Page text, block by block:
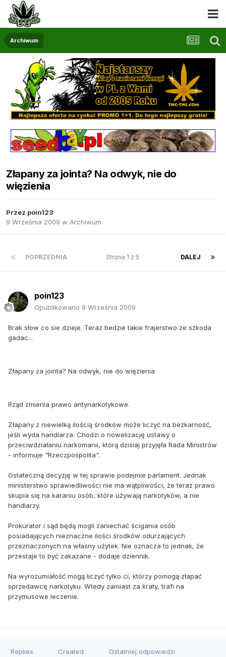
Archiwum
Złapany za jointa? Na odwyk, nie do
więzienia
Przez poin123
9 Września 2009 w Archiwum
POPRZEDNIA DALEJ
Strona 1 z 5
poin123
Opublikowano 9 Września 2009
Brak słow co sie dzieje. Teraz bedzie takie frajerstwo ze szkoda
gadac...
Złapany za jointa? Na odwyk, nie do więzienia
Rząd zmienia prawo antynarkoty­ko­we.
Złapany z niewielką ilością środków może liczyć na bezkarność,
jeśli wyda handlarza. Chodzi o nowelizację ustawy o
przeciwdzia­ła­niu narkomanii, którą dzisiaj przyjęła Rada Ministrów
- informuje "Rzeczpospolita".
Ostateczną decyzję w tej sprawie podejmie parlament. Jednak
ministerstwo sprawiedli­wo­ści nie ma wątpliwości, że teraz prawo
skupia się na karaniu osób, które używają narkotyków, a nie
handlarzy.
Prokurator i sąd będą mogli zaniechać ścigania osób
posiadających nieznaczne ilości środków odurzających
przeznaczonych na własny użytek. Nie oznacza to jednak, że
przestaje to być zakazane - dodaje dziennik.
Na wyrozumiałość mogą liczyć tylko ci, którzy pomogą złapać
sprzedawcę narkotyku. Wtedy zamiast za kraty, trafi na
przymusowe leczenie.
Replies Created Ostatniej odpowiedzi